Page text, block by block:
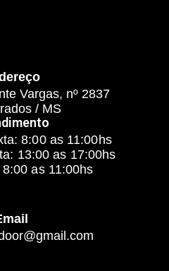
Vargas, nº 2837
/ MS
8:00 as 11:00hs
13:00 as 17:00hs
as 11:00hs